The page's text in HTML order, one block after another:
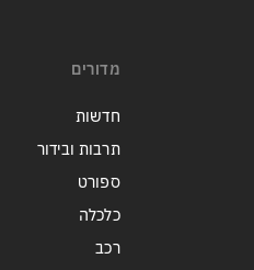
מדורים
חדשות
תרבות ובידור
ספורט
כלכלה
רכב